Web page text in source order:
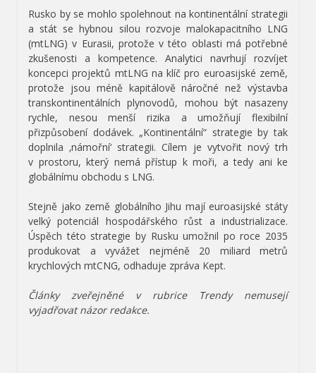
Rusko by se mohlo spolehnout na kontinentální strategii
a stát se hybnou silou rozvoje malokapacitního LNG
(mtLNG) v Eurasii, protože v této oblasti má potřebné
zkušenosti a kompetence. Analytici navrhují rozvíjet
koncepci projektů mtLNG na klíč pro euroasijské země,
protože jsou méně kapitálově náročné než výstavba
transkontinentálních plynovodů, mohou být nasazeny
rychle, nesou menší rizika a umožňují flexibilní
přizpůsobení dodávek. „Kontinentální“ strategie by tak
doplnila ‚námořní‘ strategii. Cílem je vytvořit nový trh
v prostoru, který nemá přístup k moři, a tedy ani ke
globálnímu obchodu s LNG.
Stejně jako země globálního Jihu mají euroasijské státy
velký potenciál hospodářského růst a industrializace.
Úspěch této strategie by Rusku umožnil po roce 2035
produkovat a vyvážet nejméně 20 miliard metrů
krychlových mtCNG, odhaduje zpráva Kept.
Články zveřejněné v rubrice Trendy nemusejí
vyjadřovat názor redakce.